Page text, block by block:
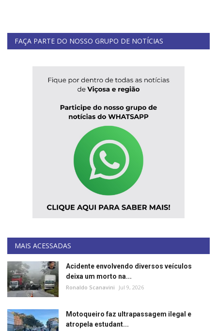
FAÇA PARTE DO NOSSO GRUPO DE NOTÍCIAS
MAIS ACESSADAS
Acidente envolvendo diversos veículos
deixa um morto na...
Ronaldo Scanavini Jul 9, 2026
Motoqueiro faz ultrapassagem ilegal e
atropela estudant...